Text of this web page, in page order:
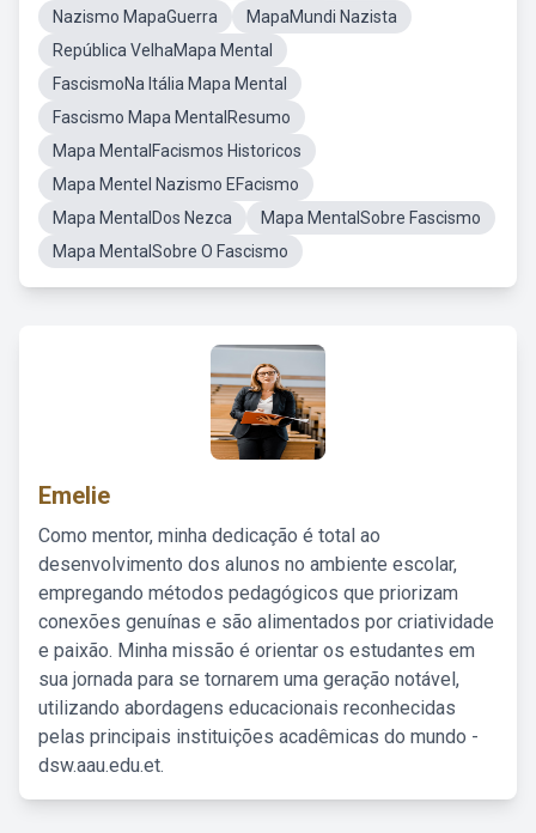
Nazismo MapaGuerra
MapaMundi Nazista
República VelhaMapa Mental
FascismoNa Itália Mapa Mental
Fascismo Mapa MentalResumo
Mapa MentalFacismos Historicos
Mapa Mentel Nazismo EFacismo
Mapa MentalDos Nezca
Mapa MentalSobre Fascismo
Mapa MentalSobre O Fascismo
Emelie
Como mentor, minha dedicação é total ao
desenvolvimento dos alunos no ambiente escolar,
empregando métodos pedagógicos que priorizam
conexões genuínas e são alimentados por criatividade
e paixão. Minha missão é orientar os estudantes em
sua jornada para se tornarem uma geração notável,
utilizando abordagens educacionais reconhecidas
pelas principais instituições acadêmicas do mundo -
dsw.aau.edu.et.